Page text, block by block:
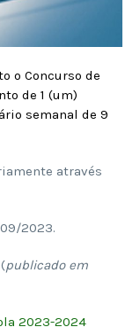
o Concurso de
de 1 (um)
semanal de 9
através
2023.
(publicado em
2023-2024